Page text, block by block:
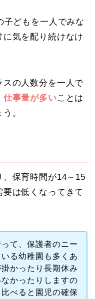
子どもを一人でみな
に気を配り続けなけ
スの人数分を一人で
仕事量が多いことは
。
保育時間が14～15
は低くなってきて
て、保護者のニー
る幼稚園も多くあ
かったり長期休み
かったりしますの
べると園児の確保